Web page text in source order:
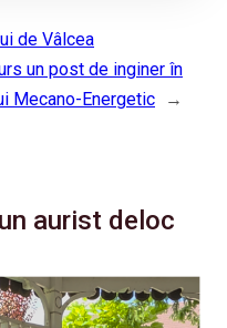
de Vâlcea
un post de inginer în
Mecano-Energetic
→
aurist deloc